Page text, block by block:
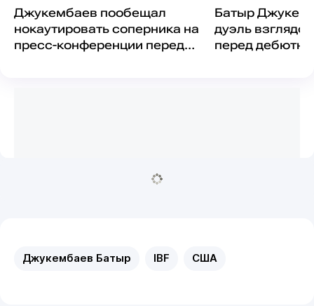
Джукембаев пообещал
нокаутировать соперника на
пресс-конференции перед
Батыр
дуэль
перед
Джукембаев Батыр IBF США